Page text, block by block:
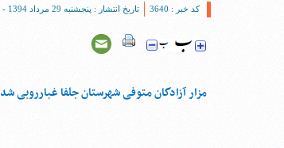
کد خبر : 3640 تاریخ انتشار : پنجشنبه 29 مرداد 1394 - 5:25
مزار آزادگان متوفی شهرستان جلفا غبارروبی شد